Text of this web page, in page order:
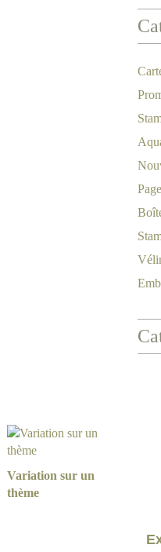
Variation sur un
thème